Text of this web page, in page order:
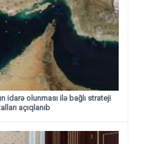
idarə olunması ilə bağlı strateji
açıqlanıb